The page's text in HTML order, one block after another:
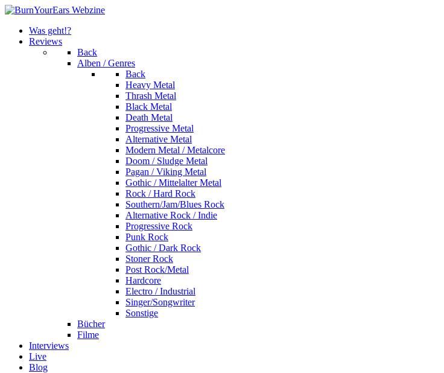
Was geht!?
Reviews
Back
Alben / Genres
Back
Heavy Metal
Thrash Metal
Black Metal
Death Metal
Progressive Metal
Alternative Metal
Modern Metal / Metalcore
Doom / Sludge Metal
Pagan / Viking Metal
Gothic / Mittelalter Metal
Rock / Hard Rock
Southern/Jam/Blues Rock
Alternative Rock / Indie
Progressive Rock
Punk Rock
Gothic / Dark Rock
Stoner Rock
Post Rock/Metal
Hardcore
Electro / Industrial
Singer/Songwriter
Sonstige
Bücher
Filme
Interviews
Live
Blog